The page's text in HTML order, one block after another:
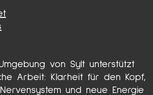
von Sylt unterstützt
Arbeit: Klarheit für den Kopf,
und neue Energie